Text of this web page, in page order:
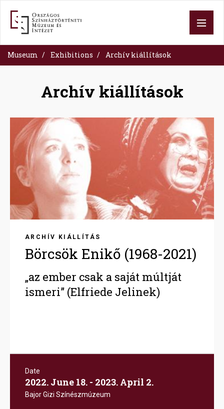
content
Museum Exhibitions Archív kiállítások
Archív kiállítások
Image
ARCHÍV KIÁLLÍTÁS
Börcsök Enikő (1968-2021)
„az ember csak a saját múltját
ismeri” (Elfriede Jelinek)
Date
2022. June 18. - 2023. April 2.
Bajor Gizi Színészmúzeum